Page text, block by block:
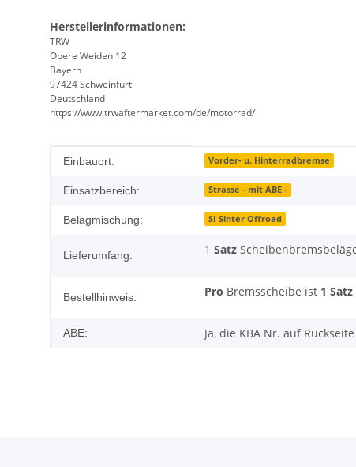
Herstellerinformationen:
TRW
Obere Weiden 12
Bayern
97424 Schweinfurt
Deutschland
https://www.trwaftermarket.com/de/motorrad/
Produkteigenschaft
Wert
Einbauort: Vorder- u. Hinterradbremse
Einsatzbereich: Strasse - mit ABE -
Belagmischung: SI Sinter Offroad
Lieferumfang: 1 Satz
Bestellhinweis: Pro Bremsscheibe ist 1 Satz
ABE: Ja, die KBA Nr. auf